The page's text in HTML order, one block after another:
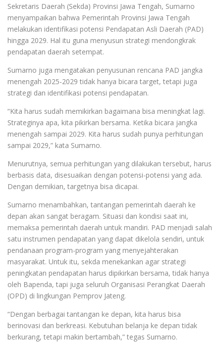
Sekretaris Daerah (Sekda) Provinsi Jawa Tengah, Sumarno
menyampaikan bahwa Pemerintah Provinsi Jawa Tengah
melakukan identifikasi potensi Pendapatan Asli Daerah (PAD)
hingga 2029. Hal itu guna menyusun strategi mendongkrak
pendapatan daerah setempat.
Sumarno juga mengatakan penyusunan rencana PAD jangka
menengah 2025-2029 tidak hanya bicara target, tetapi juga
strategi dan identifikasi potensi pendapatan.
“Kita harus sudah memikirkan bagaimana bisa meningkat lagi.
Strateginya apa, kita pikirkan bersama. Ketika bicara jangka
menengah sampai 2029. Kita harus sudah punya perhitungan
sampai 2029,” kata Sumarno.
Menurutnya, semua perhitungan yang dilakukan tersebut, harus
berbasis data, disesuaikan dengan potensi-potensi yang ada.
Dengan demikian, targetnya bisa dicapai.
Sumarno menambahkan, tantangan pemerintah daerah ke
depan akan sangat beragam. Situasi dan kondisi saat ini,
memaksa pemerintah daerah untuk mandiri. PAD menjadi salah
satu instrumen pendapatan yang dapat dikelola sendiri, untuk
pendanaan program-program yang menyejahterakan
masyarakat. Untuk itu, sekda menekankan agar strategi
peningkatan pendapatan harus dipikirkan bersama, tidak hanya
oleh Bapenda, tapi juga seluruh Organisasi Perangkat Daerah
(OPD) di lingkungan Pemprov Jateng.
“Dengan berbagai tantangan ke depan, kita harus bisa
berinovasi dan berkreasi. Kebutuhan belanja ke depan tidak
berkurang, tetapi makin bertambah,” tegas Sumarno.